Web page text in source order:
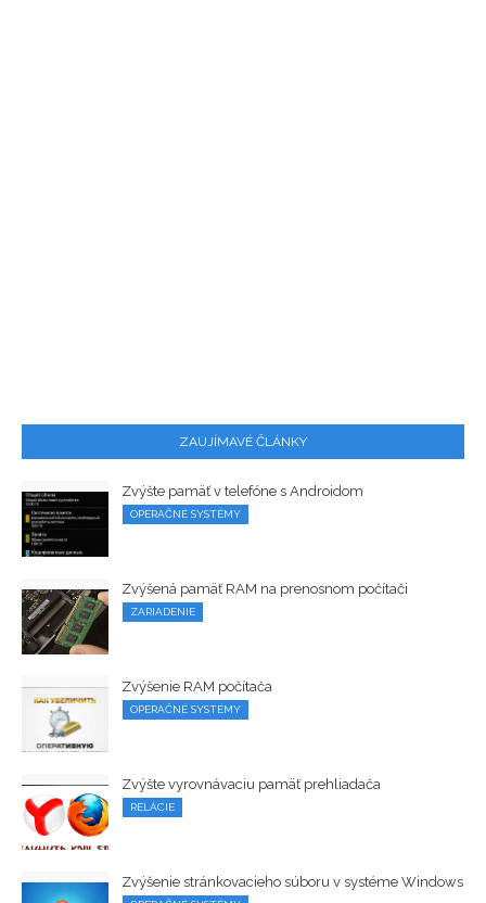
ZAUJÍMAVÉ ČLÁNKY
Zvýšte pamäť v telefóne s Androidom
OPERAČNÉ SYSTÉMY
Zvýšená pamäť RAM na prenosnom počítači
ZARIADENIE
Zvýšenie RAM počítača
OPERAČNÉ SYSTÉMY
Zvýšte vyrovnávaciu pamäť prehliadača
RELÁCIE
Zvýšenie stránkovacieho súboru v systéme Windows